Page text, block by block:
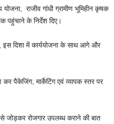
योजना, राजीव गांधी ग्रामीण भूमिहीन कृषक
पहुंचाने के निर्देश दिए।
इस दिशा में कार्ययोजना के साथ आगे और
पैकेजिंग, मार्केटिंग एवं व्यापक स्तर पर
से जोड़कर रोजगार उपलब्ध कराने की बात